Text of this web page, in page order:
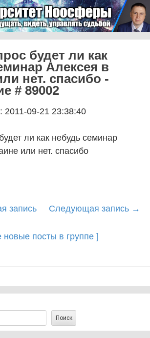
Ноосферы
будет ли как
Алексея в
нет. спасибо -
# 89002
2011-09-21 23:38:40
ли как небудь семинар
или нет. спасибо
запись Следующая запись →
новые посты в группе ]
Поиск